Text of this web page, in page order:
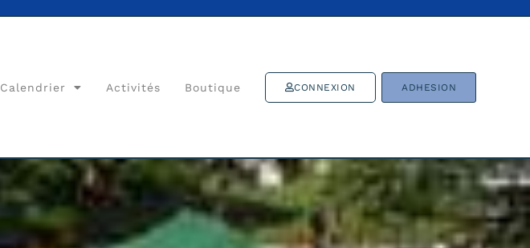
Calendrier Activités Boutique CONNEXION ADHESION